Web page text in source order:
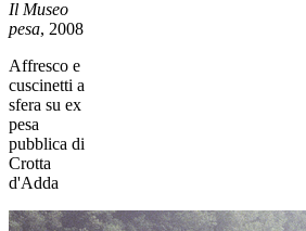
Il Museo
pesa, 2008
Affresco e
cuscinetti a
sfera su ex
pesa
pubblica di
Crotta
d'Adda